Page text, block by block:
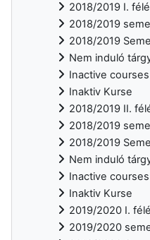
2018/2019 I.
2018/2019
2018/2019
Nem induló
Inactive courses
Inaktiv Kurse
2018/2019 II.
2018/2019
2018/2019
Nem induló
Inactive courses
Inaktiv Kurse
2019/2020 I.
2019/2020